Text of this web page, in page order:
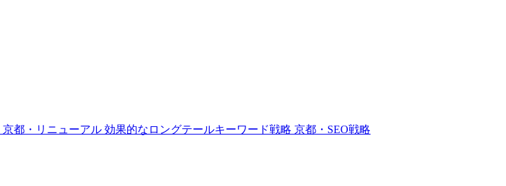
京都・リニューアル 効果的なロングテールキーワード戦略 京都・SEO戦略